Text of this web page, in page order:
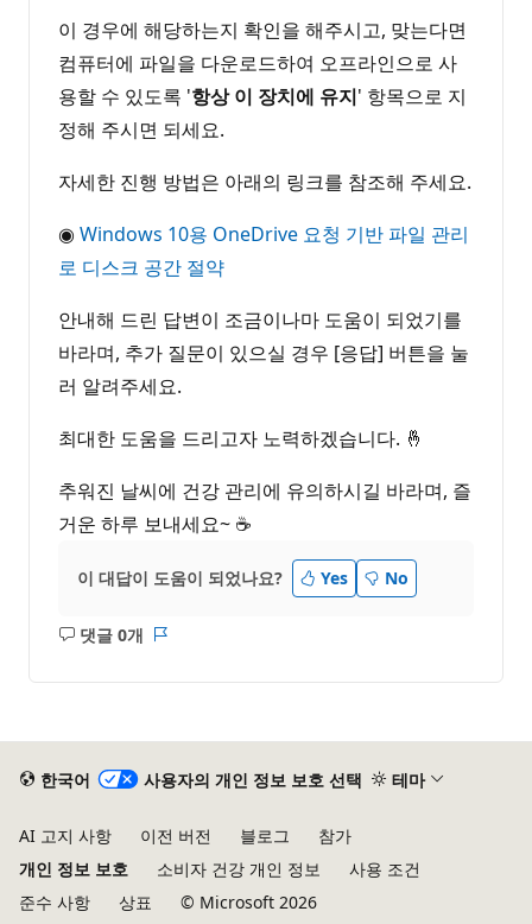
이 경우에 해당하는지 확인을 해주시고, 맞는다면
컴퓨터에 파일을 다운로드하여 오프라인으로 사
용할 수 있도록 '항상 이 장치에 유지' 항목으로 지
정해 주시면 되세요.
자세한 진행 방법은 아래의 링크를 참조해 주세요.
◉ Windows 10용 OneDrive 요청 기반 파일 관리
로 디스크 공간 절약
안내해 드린 답변이 조금이나마 도움이 되었기를
바라며, 추가 질문이 있으실 경우 [응답] 버튼을 눌
러 알려주세요.
최대한 도움을 드리고자 노력하겠습니다. 🤞
추워진 날씨에 건강 관리에 유의하시길 바라며, 즐
거운 하루 보내세요~ ☕
이 대답이 도움이 되었나요? Yes No
댓글 0개
설
한국어 사용자의 개인 정보 보호 선택 테마
AI 고지 사항 이전 버전 블로그
참가
개인 정보 보호
소비자 건강 개인 정보
사용 조건
준수 사항
상표 © Microsoft 2026